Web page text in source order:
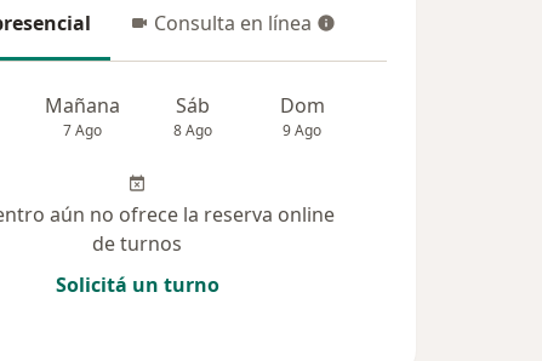
Consulta en línea
Consulta en línea
Mañana
7 Ago
Sáb
8 Ago
Dom
9 Ago
aún no ofrece la reserva online
de turnos
Solicitá un turno